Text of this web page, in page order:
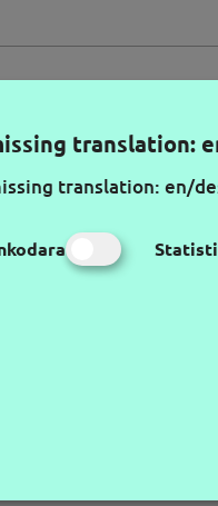
translation:
translation: en/